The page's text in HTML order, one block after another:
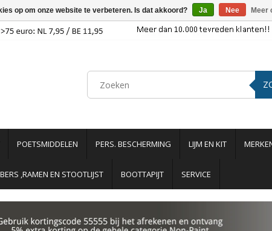
POETSMIDDELEN PERS. BESCHERMING LIJM EN KIT
,RAMEN EN STOOTLIJST BOOTTAPIJT SERVICE
op om onze website te verbeteren. Is dat akkoord? Ja Nee Meer